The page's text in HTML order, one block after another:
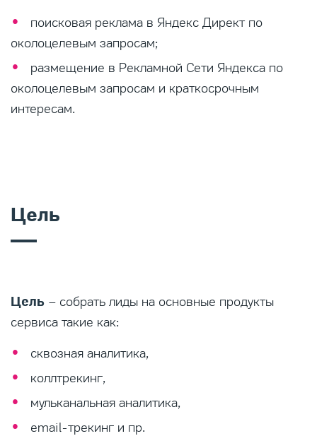
поисковая реклама в Яндекс Директ по
околоцелевым запросам;
размещение в Рекламной Сети Яндекса по
околоцелевым запросам и краткосрочным
интересам.
Цель
Цель – собрать лиды на основные продукты
сервиса такие как:
сквозная аналитика,
коллтрекинг,
мульканальная аналитика,
email-трекинг и пр.